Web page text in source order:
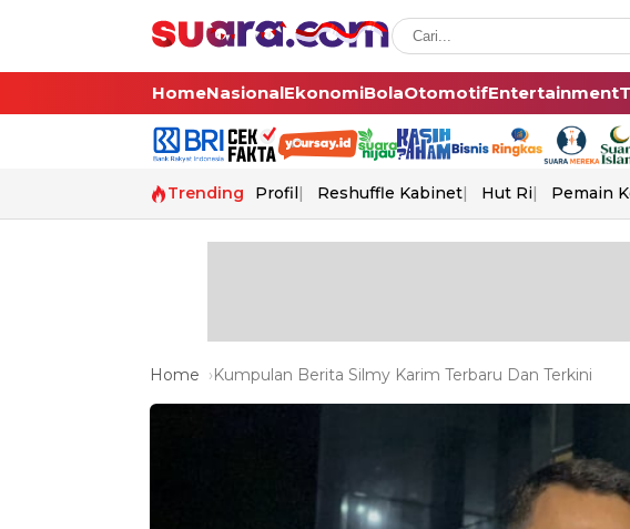
HomeNasionalEkonomiBolaOtomotifEntertainment
Trending Profil Reshuffle Kabinet Hut Ri Pemain
Home Kumpulan Berita Silmy Karim Terbaru Dan Terkini